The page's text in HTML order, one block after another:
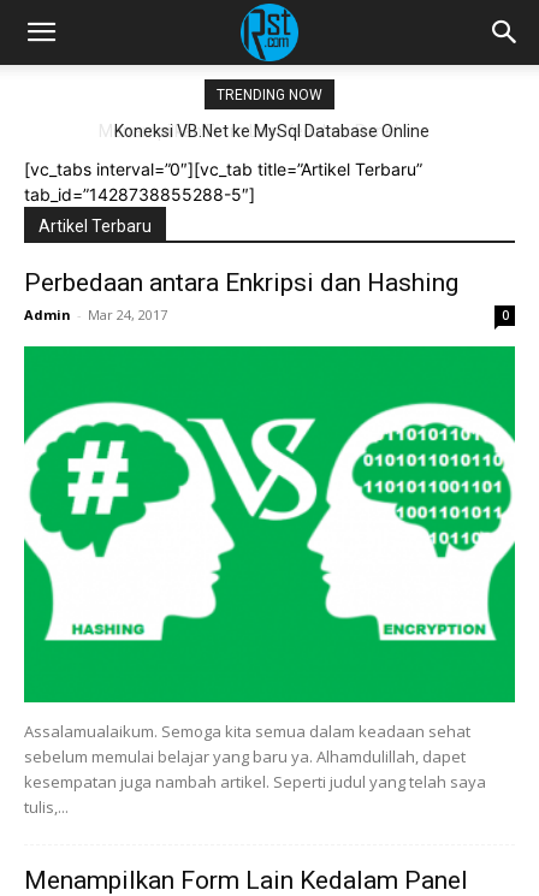
TRENDING NOW
Koneksi VB.Net ke MySql Database Online
[vc_tabs interval=”0″][vc_tab title=”Artikel Terbaru”
tab_id=”1428738855288-5″]
Artikel Terbaru
Perbedaan antara Enkripsi dan Hashing
Admin - Mar 24, 2017 0
Assalamualaikum. Semoga kita semua dalam keadaan sehat
sebelum memulai belajar yang baru ya. Alhamdulillah, dapet
kesempatan juga nambah artikel. Seperti judul yang telah saya
tulis,...
Menampilkan Form Lain Kedalam Panel